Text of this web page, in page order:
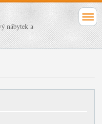
nábytek a